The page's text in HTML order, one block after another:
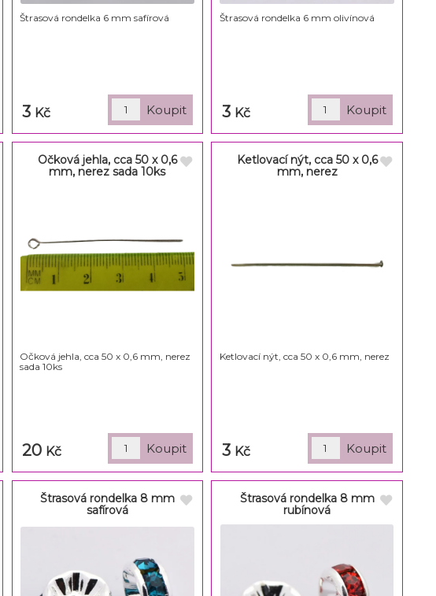
Štrasová rondelka 6 mm safírová
3 Kč
Štrasová rondelka 6 mm olivínová
3 Kč
Očková jehla, cca 50 x 0,6
mm, nerez sada 10ks
Očková jehla, cca 50 x 0,6 mm, nerez
sada 10ks
20 Kč
Ketlovací nýt, cca 50 x 0,6
mm, nerez
Ketlovací nýt, cca 50 x 0,6 mm, nerez
3 Kč
Štrasová rondelka 8 mm
safírová
Štrasová rondelka 8 mm
rubínová